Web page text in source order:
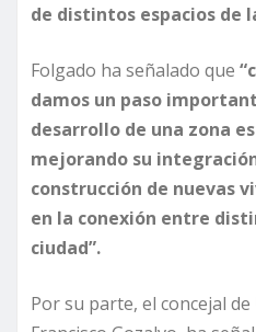
de distintos espacios de
Folgado ha señalado que
damos un paso
desarrollo de una zona
mejorando su
construcción de nuevas
en la conexión entre
ciudad”.
Por su parte, el concejal